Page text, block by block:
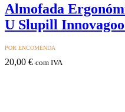
Almofada
U Slupill
POR ENCOMENDA
20,00 € com IVA